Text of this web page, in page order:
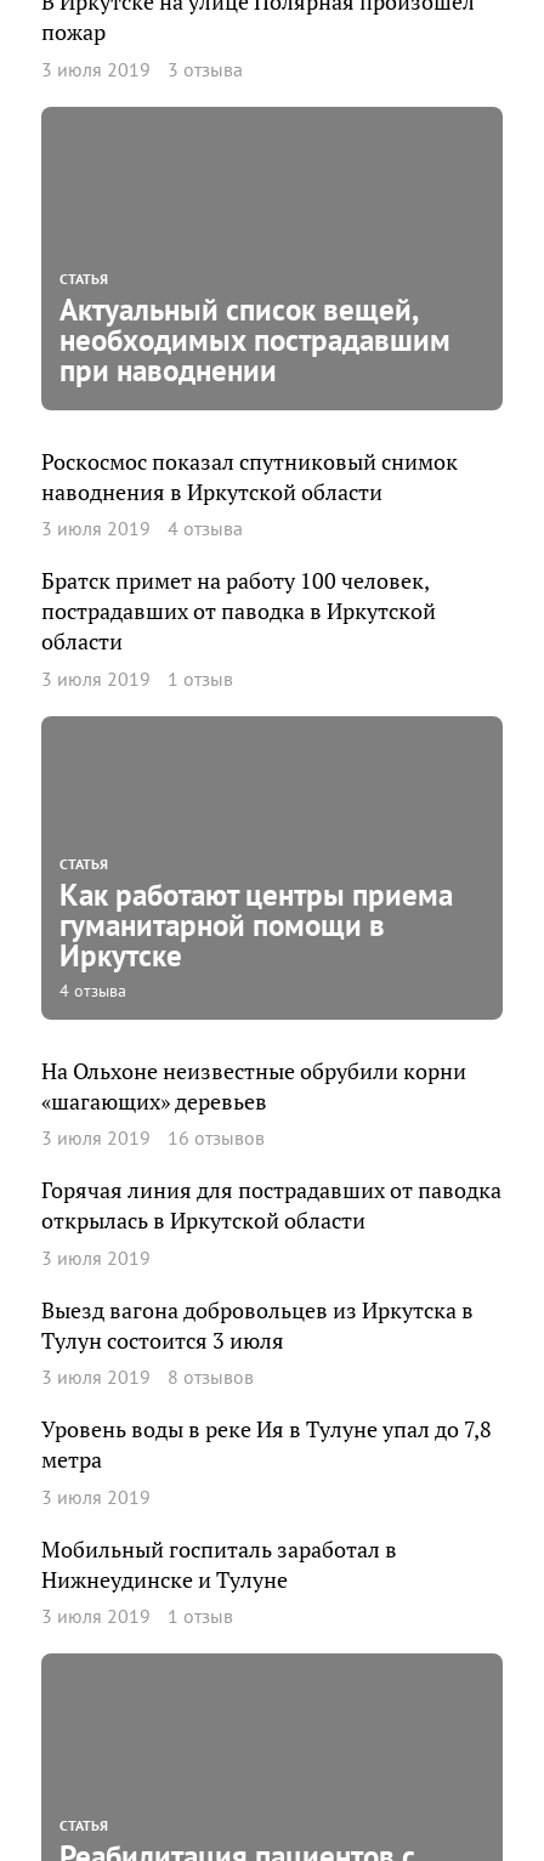
пожар
3 июля 2019 3 отзыва
СТАТЬЯ
Актуальный список вещей,
необходимых пострадавшим
при наводнении
Роскосмос показал спутниковый снимок
наводнения в Иркутской области
3 июля 2019 4 отзыва
Братск примет на работу 100 человек,
пострадавших от паводка в Иркутской
области
3 июля 2019 1 отзыв
СТАТЬЯ
Как работают центры приема
гуманитарной помощи в
Иркутске
4 отзыва
На Ольхоне неизвестные обрубили корни
«шагающих» деревьев
3 июля 2019 16 отзывов
Горячая линия для пострадавших от паводка
открылась в Иркутской области
3 июля 2019
Выезд вагона добровольцев из Иркутска в
Тулун состоится 3 июля
3 июля 2019 8 отзывов
Уровень воды в реке Ия в Тулуне упал до 7,8
метра
3 июля 2019
Мобильный госпиталь заработал в
Нижнеудинске и Тулуне
3 июля 2019 1 отзыв
СТАТЬЯ